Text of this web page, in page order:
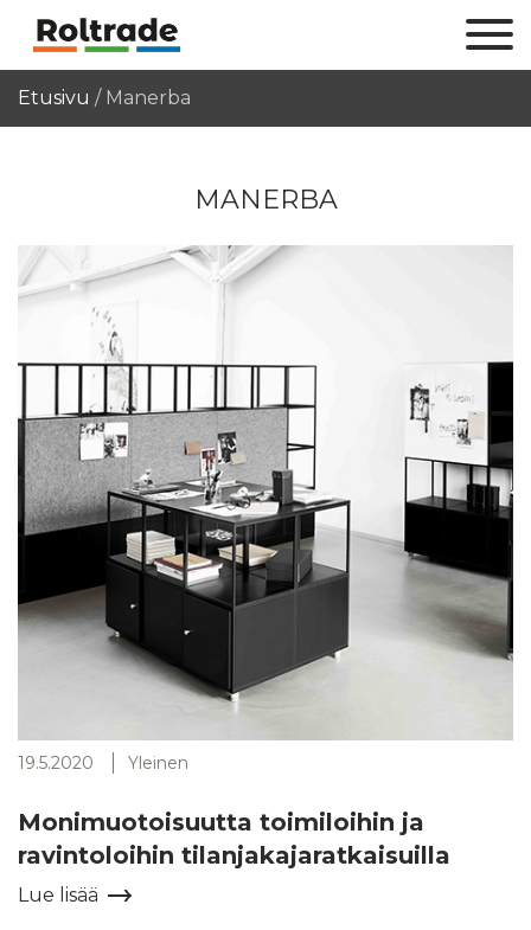
Etusivu / Manerba
MANERBA
19.5.2020 Yleinen
Monimuotoisuutta toimiloihin ja
ravintoloihin tilanjakajaratkaisuilla
Lue lisää